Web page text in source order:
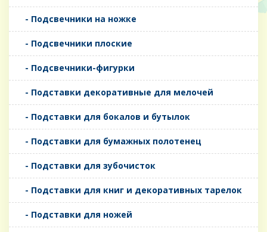
- Подсвечники на ножке
- Подсвечники плоские
- Подсвечники-фигурки
- Подставки декоративные для мелочей
- Подставки для бокалов и бутылок
- Подставки для бумажных полотенец
- Подставки для зубочисток
- Подставки для книг и декоративных тарелок
- Подставки для ножей